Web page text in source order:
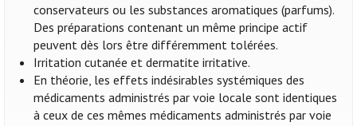
conservateurs ou les substances aromatiques (parfums).
Des préparations contenant un même principe actif
peuvent dès lors être différemment tolérées.
Irritation cutanée et dermatite irritative.
En théorie, les effets indésirables systémiques des
médicaments administrés par voie locale sont identiques
à ceux de ces mêmes médicaments administrés par voie